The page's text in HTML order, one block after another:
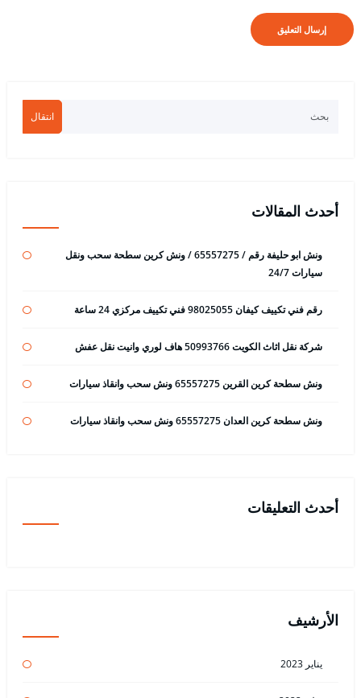
انتقال
أحدث المقالات
ونش ابو حليفة رقم / 65557275 / ونش كرين سطحة سحب ونقل
سيارات 24/7
رقم فني تكييف كيفان 98025055 فني تكييف مركزي 24 ساعة
شركة نقل اثاث الكويت 50993766 هاف لوري وانيت نقل عفش
ونش سطحة كرين القرين 65557275 ونش سحب وانقاذ سيارات
ونش سطحة كرين العدان 65557275 ونش سحب وانقاذ سيارات
أحدث التعليقات
الأرشيف
يناير 2023